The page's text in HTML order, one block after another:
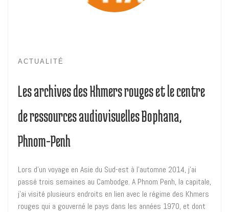
ACTUALITÉ
Les archives des Khmers rouges et le centre
de ressources audiovisuelles Bophana,
Phnom-Penh
Lors d’un voyage en Asie du Sud-est à l’automne 2014, j’ai
passé trois semaines au Cambodge. A Phnom Penh, la capitale,
j’ai visité plusieurs endroits en lien avec le régime des Khmers
rouges qui a gouverné le pays dans les années 1970, et dont